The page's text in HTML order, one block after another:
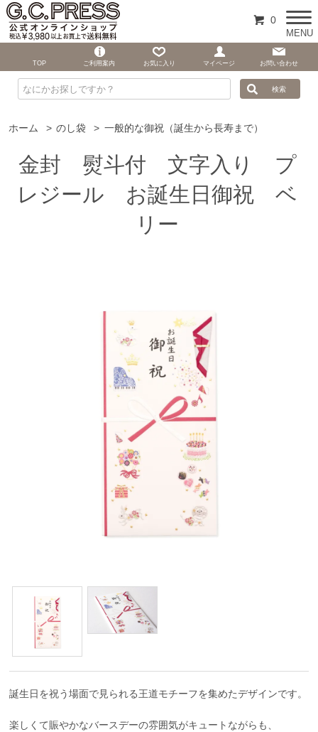
ホーム > のし袋 > 一般的な御祝（誕生から長寿まで）
金封 熨斗付 文字入り プ
レジール お誕生日御祝 ベ
リー
誕生日を祝う場面で見られる王道モチーフを集めたデザインです。
楽しくて賑やかなバースデーの雰囲気がキュートながらも、
0
MENU
TOP ご利用案内 お気に入り マイページ お問い合わせ